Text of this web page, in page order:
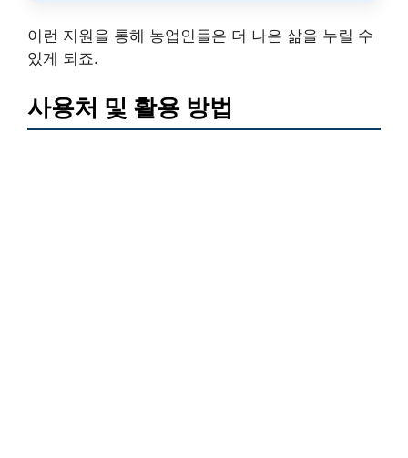
이런 지원을 통해 농업인들은 더 나은 삶을 누릴 수
있게 되죠.
사용처 및 활용 방법